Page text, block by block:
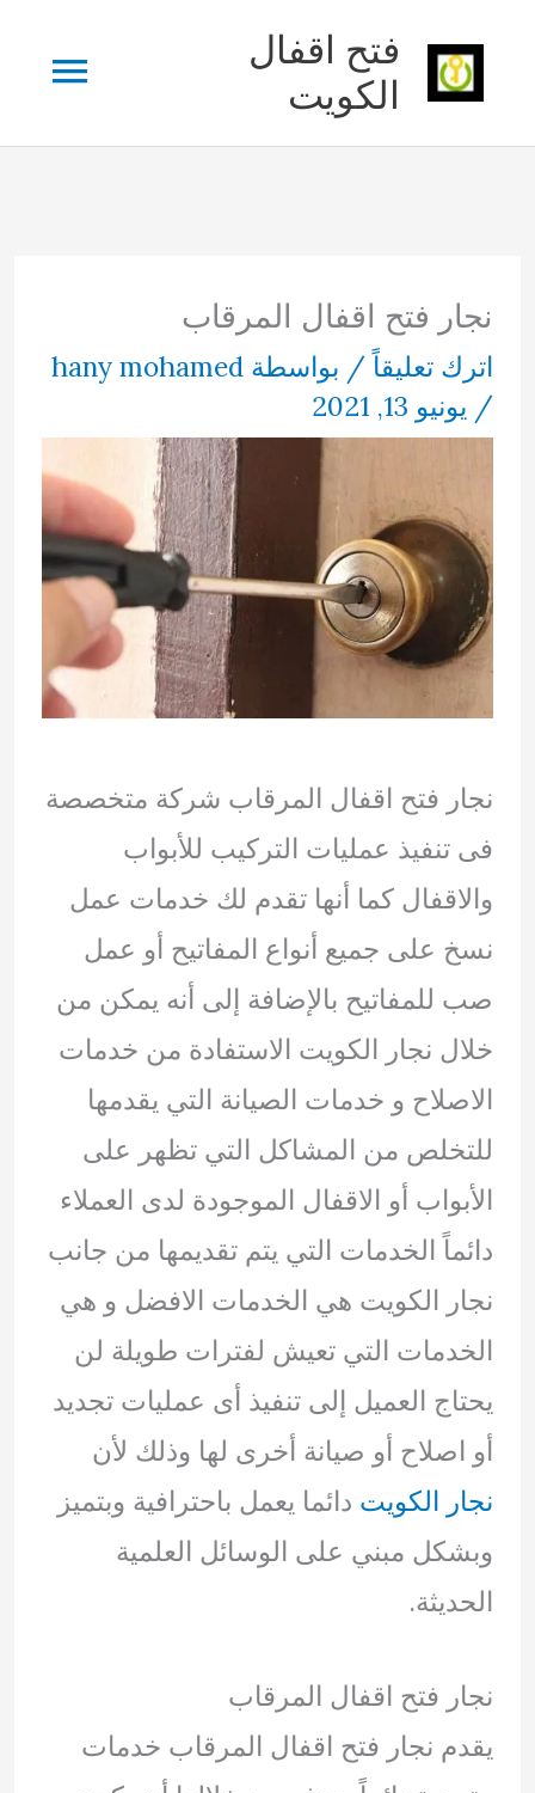
فتح اقفال
الكويت
نجار فتح اقفال المرقاب
اترك تعليقاً / بواسطة hany mohamed
/ يونيو 13, 2021
نجار فتح اقفال المرقاب شركة متخصصة
فى تنفيذ عمليات التركيب للأبواب
والاقفال كما أنها تقدم لك خدمات عمل
نسخ على جميع أنواع المفاتيح أو عمل
صب للمفاتيح بالإضافة إلى أنه يمكن من
خلال نجار الكويت الاستفادة من خدمات
الاصلاح و خدمات الصيانة التي يقدمها
للتخلص من المشاكل التي تظهر على
الأبواب أو الاقفال الموجودة لدى العملاء
دائماً الخدمات التي يتم تقديمها من جانب
نجار الكويت هي الخدمات الافضل و هي
الخدمات التي تعيش لفترات طويلة لن
يحتاج العميل إلى تنفيذ أى عمليات تجديد
أو اصلاح أو صيانة أخرى لها وذلك لأن
نجار الكويت دائما يعمل باحترافية وبتميز
وبشكل مبني على الوسائل العلمية
الحديثة.
نجار فتح اقفال المرقاب
يقدم نجار فتح اقفال المرقاب خدمات